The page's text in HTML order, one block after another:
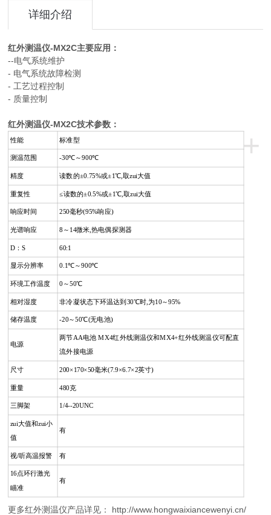
详细介绍
红外测温仪-MX2C主要应用：
--电气系统维护
- 电气系统故障检测
- 工艺过程控制
- 质量控制
红外测温仪-MX2C技术参数：
+
性能 标准型
测温范围 -30℃～900℃
精度 读数的±0.75%或±1℃,取zui大值
重复性 ≤读数的±0.5%或±1℃,取zui大值
响应时间 250毫秒(95%响应)
光谱响应 8～14微米,热电偶探测器
D：S 60:1
显示分辨率 0.1℃～900℃
环境工作温度 0～50℃
相对湿度 非冷凝状态下环温达到30℃时,为10～95%
储存温度 -20～50℃(无电池)
电源
两节AA电池 MX4红外线测温仪和MX4+红外线测温仪可配直
流外接电源
尺寸 200×170×50毫米(7.9×6.7×2英寸)
重量 480克
三脚架 1/4--20UNC
zui大值和zui小
值
有
视/听高温报警 有
16点环行激光
瞄准
有
更多红外测温仪产品详见： http://www.hongwaixiancewenyi.cn/